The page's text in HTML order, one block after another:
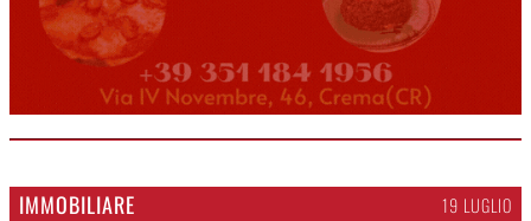
IMMOBILIARE 19 LUGLIO